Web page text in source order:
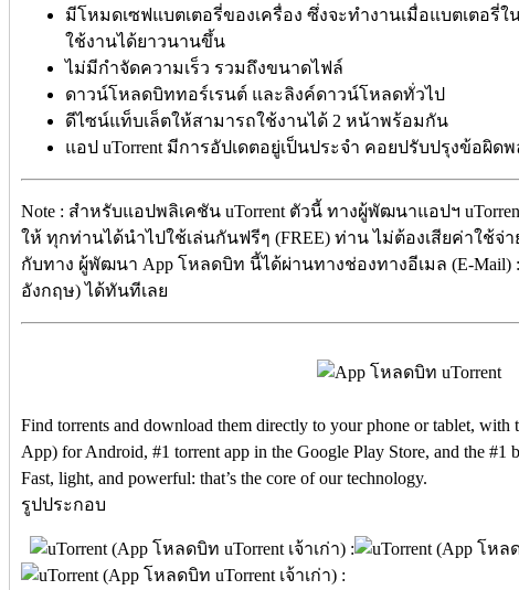
มีโหมดเซฟแบตเตอรี่ของเครื่อง ซึ่งจะทำงานเมื่อแบตเตอรี่ใ
ใช้งานได้ยาวนานขึ้น
ไม่มีกำจัดความเร็ว รวมถึงขนาดไฟล์
ดาวน์โหลดบิททอร์เรนต์ และลิงค์ดาวน์โหลดทั่วไป
ดีไซน์แท็บเล็ตให้สามารถใช้งานได้ 2 หน้าพร้อมกัน
แอป uTorrent มีการอัปเดตอยู่เป็นประจำ คอยปรับปรุงข้อผิด
Note : สำหรับแอปพลิเคชัน uTorrent ตัวนี้ ทางผู้พัฒนาแอปฯ
ให้ ทุกท่านได้นำไปใช้เล่นกันฟรีๆ (FREE) ท่าน ไม่ต้องเสียค่าใช้
กับทาง ผู้พัฒนา App โหลดบิท นี้ได้ผ่านทางช่องทางอีเมล (E-Mail) :
อังกฤษ) ได้ทันทีเลย
Find torrents and download them directly to your phone or tablet,
App) for Android, #1 torrent app in the Google Play Store, and the #1
Fast, light, and powerful: that’s the core of our technology.
รูปประกอบ